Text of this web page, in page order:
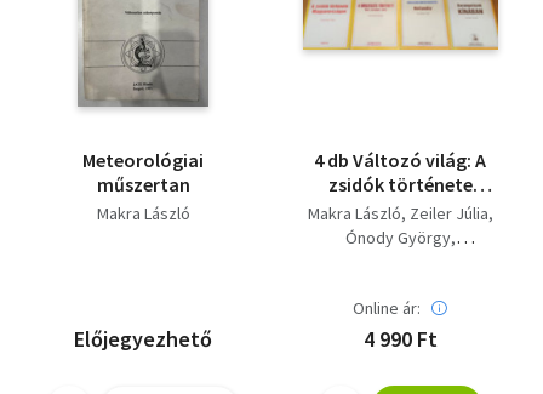
Meteorológiai
műszertan
Makra László
Előjegyezhető
4 db Változó világ: A
zsidók története
Magyarországon (9); A
hírszerzés története
(32); Barangolások
Kínában (37)
Makra László Zeiler Júlia
Ónody György
Online ár:
4 990 Ft